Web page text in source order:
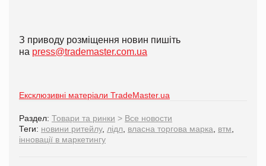
З приводу розміщення новин пишіть
на press@trademaster.com.ua
Ексклюзивні матеріали TradeMaster.ua
Раздел: Товари та ринки > Все новости
Теги: новини ритейлу, лідл власна торгова марка втм
інновації в маркетингу